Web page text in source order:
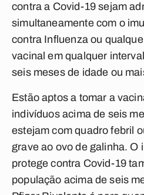
contra a Covid-19 sejam
simultaneamente com o
contra Influenza ou
vacinal em qualquer
seis meses de idade ou
Estão aptos a tomar a
indivíduos acima de seis
estejam com quadro febril
grave ao ovo de galinha. O
protege contra Covid-19
população acima de seis